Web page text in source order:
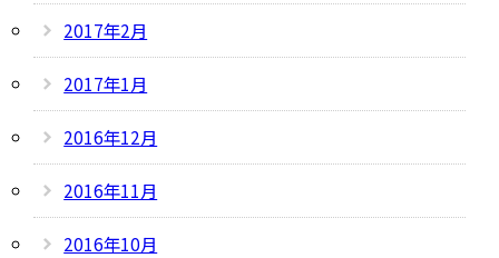
2017年2月
2017年1月
2016年12月
2016年11月
2016年10月